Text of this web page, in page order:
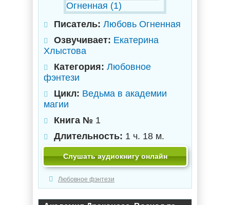
Писатель: Любовь Огненная
Озвучивает: Екатерина
Хлыстова
Категория: Любовное
фэнтези
Цикл: Ведьма в академии
магии
Книга № 1
Длительность: 1 ч. 18 м.
Слушать аудиокнигу онлайн
Любовное фэнтези